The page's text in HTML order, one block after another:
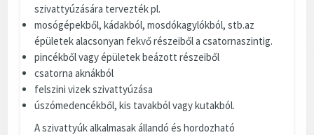
szivattyúzására tervezték pl.
mosógépekből, kádakból, mosdókagylókból, stb.az
épületek alacsonyan fekvő részeiből a csatornaszintig.
pincékből vagy épületek beázott részeiből
csatorna aknákból
felszini vizek szivattyúzása
úszómedencékből, kis tavakból vagy kutakból.
A szivattyúk alkalmasak állandó és hordozható